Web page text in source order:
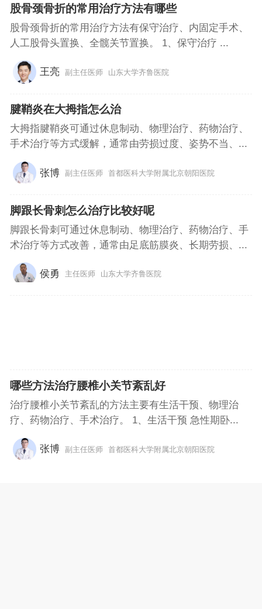
股骨颈骨折的常用治疗方法有哪些
股骨颈骨折的常用治疗方法有保守治疗、内固定手术、
人工股骨头置换、全髋关节置换。 1、保守治疗 ...
王亮 副主任医师 山东大学齐鲁医院
腱鞘炎在大拇指怎么治
大拇指腱鞘炎可通过休息制动、物理治疗、药物治疗、
手术治疗等方式缓解，通常由劳损过度、姿势不当、...
张博 副主任医师 首都医科大学附属北京朝阳医院
脚跟长骨刺怎么治疗比较好呢
脚跟长骨刺可通过休息制动、物理治疗、药物治疗、手
术治疗等方式改善，通常由足底筋膜炎、长期劳损、...
侯勇 主任医师 山东大学齐鲁医院
哪些方法治疗腰椎小关节紊乱好
治疗腰椎小关节紊乱的方法主要有生活干预、物理治
疗、药物治疗、手术治疗。 1、生活干预 急性期卧...
张博 副主任医师 首都医科大学附属北京朝阳医院